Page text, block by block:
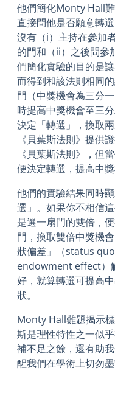
他們簡化Monty Hall
直接問他是否願意轉
沒有（i）主持在參加
的門和（ii）之後問參
們簡化實驗的目的是
而得到和該法則相同
門（中獎機會為三分
時提高中獎機會至三
決定「轉選」，換取
《貝葉斯法則》提供
《貝葉斯法則》，但
便決定轉選，提高中獎
他們的實驗結果同時
選」。如果你不相信
是選一扇門的雙倍，
門，換取雙倍中獎機
狀偏差」（status quo
endowment effect）
好，就算轉選可提高
狀。
Monty Hall難題揭示
斯是理性特性之一似
補不足之餘，還有助
醒我們在學術上切勿墨